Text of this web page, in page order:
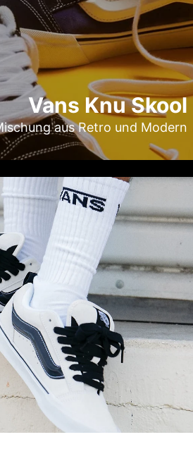
Vans Knu Skool
aus Retro und Modern